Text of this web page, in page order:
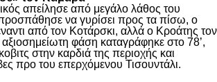
απείλησε από μεγάλο λάθος του
να γυρίσει προς τα πίσω, ο
από τον Κοτάρσκι, αλλά ο Κροάτης τον
φάση καταγράφηκε στο 78’,
στην καρδιά της περιοχής και
προ του επερχόμενου Τισουντάλι.